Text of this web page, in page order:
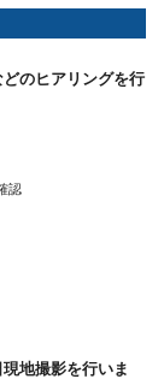
のヒアリングを行
認
地撮影を行いま